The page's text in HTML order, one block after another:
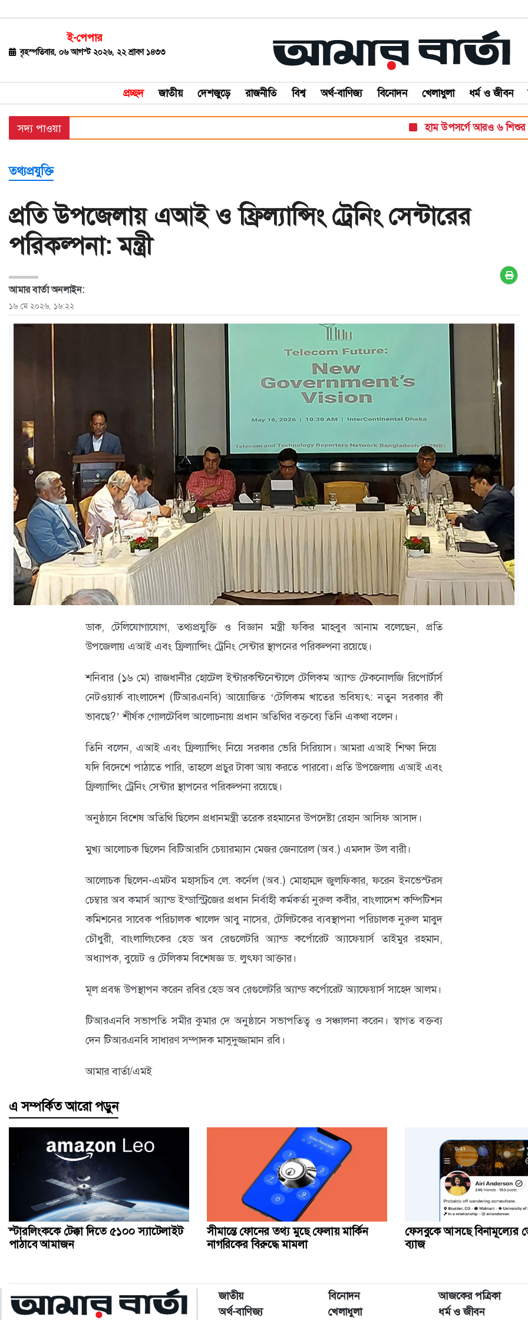
ই-পেপার
বৃহস্পতিবার, ০৬ আগস্ট ২০২৬, ২২ শ্রাবণ ১৪৩৩
প্রচ্ছদ জাতীয় দেশজুড়ে রাজনীতি বিশ্ব অর্থ-বাণিজ্য বিনোদন খেলাধুলা ধর্ম ও জীবন
জাতীয়
রাজনীতি
বিশ্ব
বাণিজ্য
বিনোদন
খেলাধুলা
ধর্ম
ও
জীবন
মতামত
আদালত
ক্যাম্পাস
আজকের
পত্রিকা
ক্যারিয়ার
তথ্যপ্রযুক্তি
লাইফস্টাইল
সদ্য পাওয়া হাম উপসর্গে আরও ৬ শিশুর মৃত্যু,
তথ্যপ্রযুক্তি
প্রতি উপজেলায় এআই ও ফ্রিল্যান্সিং ট্রেনিং সেন্টারের
পরিকল্পনা: মন্ত্রী
আমার বার্তা অনলাইন:
১৬ মে ২০২৬, ১৬:২২
ডাক, টেলিযোগাযোগ, তথ্যপ্রযুক্তি ও বিজ্ঞান মন্ত্রী ফকির মাহবুব আনাম বলেছেন, প্রতি
উপজেলায় এআই এবং ফ্রিল্যান্সিং ট্রেনিং সেন্টার স্থাপনের পরিকল্পনা রয়েছে।
শনিবার (১৬ মে) রাজধানীর হোটেল ইন্টারকন্টিনেন্টালে টেলিকম অ্যান্ড টেকনোলজি রিপোর্টার্স
নেটওয়ার্ক বাংলাদেশ (টিআরএনবি) আয়োজিত ‘টেলিকম খাতের ভবিষ্যৎ: নতুন সরকার কী
ভাবছে?’ শীর্ষক গোলটেবিল আলোচনায় প্রধান অতিথির বক্তব্যে তিনি একথা বলেন।
তিনি বলেন, এআই এবং ফ্রিল্যান্সিং নিয়ে সরকার ভেরি সিরিয়াস। আমরা এআই শিক্ষা দিয়ে
যদি বিদেশে পাঠাতে পারি, তাহলে প্রচুর টাকা আয় করতে পারবো। প্রতি উপজেলায় এআই এবং
ফ্রিল্যান্সিং ট্রেনিং সেন্টার স্থাপনের পরিকল্পনা রয়েছে।
অনুষ্ঠানে বিশেষ অতিথি ছিলেন প্রধানমন্ত্রী তরেক রহমানের উপদেষ্টা রেহান আসিফ আসাদ।
মুখ্য আলোচক ছিলেন বিটিআরসি চেয়ারম্যান মেজর জেনারেল (অব.) এমদাদ উল বারী।
আলোচক ছিলেন-এমটব মহাসচিব লে. কর্নেল (অব.) মোহাম্মদ জুলফিকার, ফরেন ইনভেস্টরস
চেম্বার অব কমার্স অ্যান্ড ইন্ডাস্ট্রিজের প্রধান নির্বাহী কর্মকর্তা নুরুল কবীর, বাংলাদেশ কম্পিটিশন
কমিশনের সাবেক পরিচালক খালেদ আবু নাসের, টেলিটকের ব্যবস্থাপনা পরিচালক নুরুল মাবুদ
চৌধুরী, বাংলালিংকের হেড অব রেগুলেটরি অ্যান্ড কর্পোরেট অ্যাফেয়ার্স তাইমুর রহমান,
অধ্যাপক, বুয়েট ও টেলিকম বিশেষজ্ঞ ড. লুৎফা আক্তার।
মূল প্রবন্ধ উপস্থাপন করেন রবির হেড অব রেগুলেটরি অ্যান্ড কর্পোরেট অ্যাফেয়ার্স সাহেদ আলম।
টিআরএনবি সভাপতি সমীর কুমার দে অনুষ্ঠানে সভাপতিত্ব ও সঞ্চালনা করেন। স্বাগত বক্তব্য
দেন টিআরএনবি সাধারণ সম্পাদক মাসুদুজ্জামান রবি।
আমার বার্তা/এমই
এ সম্পর্কিত আরো পড়ুন
স্টারলিংককে টেক্কা দিতে ৫১০০ স্যাটেলাইট
পাঠাবে আমাজন
সীমান্তে ফোনের তথ্য মুছে ফেলায় মার্কিন
নাগরিকের বিরুদ্ধে মামলা
ফেসবুকে আসছে বিনামূল্যের
ব্যাজ
জাতীয় বিনোদন আজকের পত্রিকা
অর্থ-বাণিজ্য
খেলাধুলা ধর্ম ও জীবন